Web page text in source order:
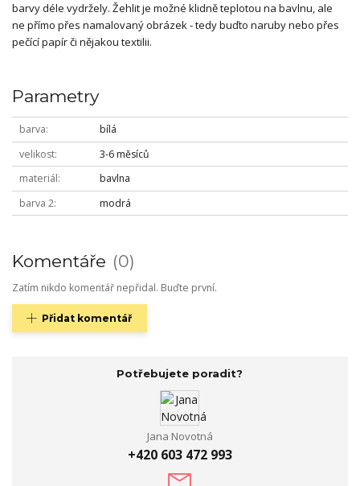
barvy déle vydržely. Žehlit je možné klidně teplotou na bavlnu, ale
ne přímo přes namalovaný obrázek - tedy buďto naruby nebo přes
pečící papír či nějakou textilii.
Parametry
barva
bílá
velikost
3-6 měsíců
materiál
bavlna
barva 2
modrá
Komentáře 0
Zatím nikdo komentář nepřidal. Buďte první.
Přidat komentář
Potřebujete poradit?
Jana Novotná
+420 603 472 993